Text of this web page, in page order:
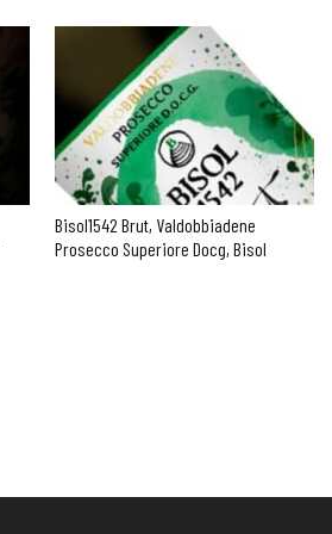
Bisol1542 Brut, Valdobbiadene
Prosecco Superiore Docg, Bisol